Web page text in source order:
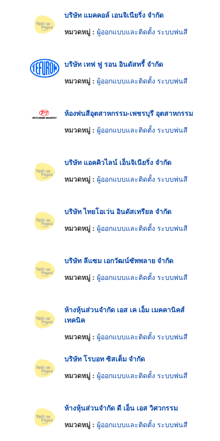
บริษัท แมคคอล์ เอนจิเนียริ่ง จำกัด
หมวดหมู่ : ผู้ออกแบบและติดตั้ง ระบบพ่นสี
บริษัท เทฟ ฟู รอน อินดัสทรี้ จำกัด
หมวดหมู่ : ผู้ออกแบบและติดตั้ง ระบบพ่นสี
ห้องพ่นสีอุตสาหกรรม-เพชรบุรี อุตสาหกรรม
หมวดหมู่ : ผู้ออกแบบและติดตั้ง ระบบพ่นสี
บริษัท แอคคิวไลน์ เอ็นจิเนียริ่ง จำกัด
หมวดหมู่ : ผู้ออกแบบและติดตั้ง ระบบพ่นสี
บริษัท ไทยโอเว่น อินดัสเทรียล จำกัด
หมวดหมู่ : ผู้ออกแบบและติดตั้ง ระบบพ่นสี
บริษัท ลีแซม เอกวัฒน์ซัพพลาย จำกัด
หมวดหมู่ : ผู้ออกแบบและติดตั้ง ระบบพ่นสี
ห้างหุ้นส่วนจำกัด เอส เค เอ็ม เมคคานิคส์
เทคนิค
หมวดหมู่ : ผู้ออกแบบและติดตั้ง ระบบพ่นสี
บริษัท โรบอท ซิสเต็ม จำกัด
หมวดหมู่ : ผู้ออกแบบและติดตั้ง ระบบพ่นสี
ห้างหุ้นส่วนจำกัด ดี เอ็น เอส วิศวกรรม
หมวดหมู่ : ผู้ออกแบบและติดตั้ง ระบบพ่นสี